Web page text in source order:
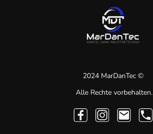
2024 MarDanTec ©
Alle Rechte vorbehalten.